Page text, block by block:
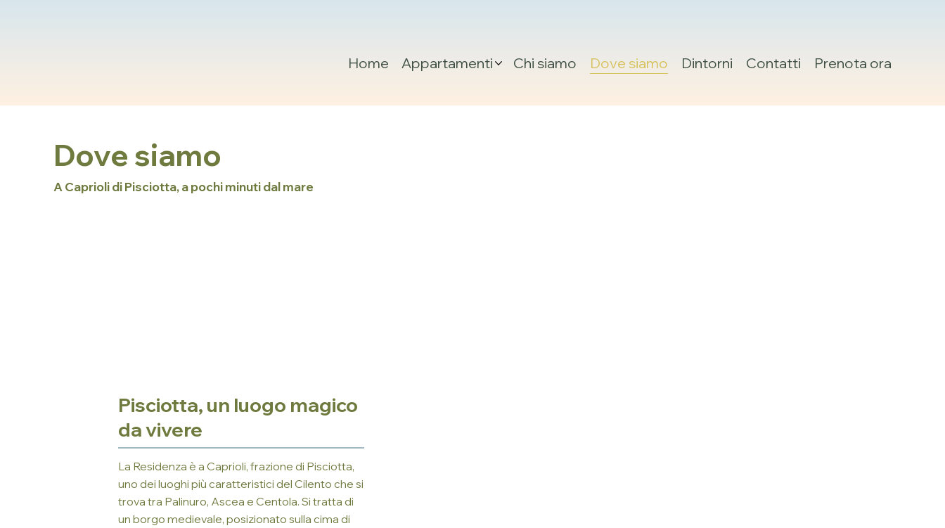
Home Appartamenti Chi siamo Dove siamo Dintorni Contatti Prenota ora
Dove siamo
A Caprioli di Pisciotta, a pochi minuti dal mare
Pisciotta, un luogo magico
da vivere
La Residenza è a Caprioli, frazione di Pisciotta,
uno dei luoghi più caratteristici del Cilento che si
trova tra Palinuro, Ascea e Centola. Si tratta di
un borgo medievale, posizionato sulla cima di